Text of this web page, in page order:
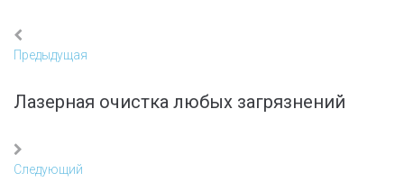
Навигация
по
записям
Предыдущая
Предыдущая
Лазерная очистка любых загрязнений
Следующий
Следующий